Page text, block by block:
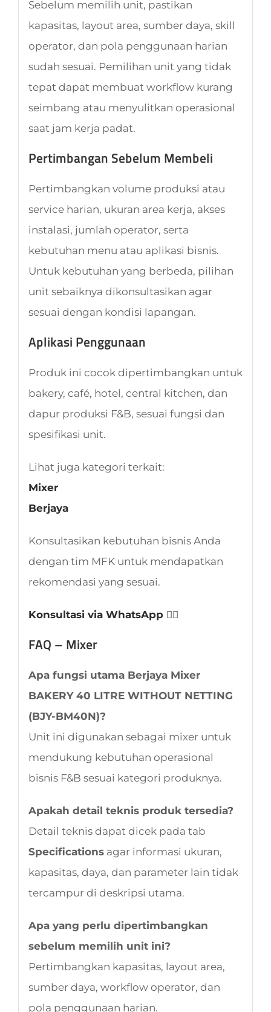
Sebelum memilih unit, pastikan
kapasitas, layout area, sumber daya, skill
operator, dan pola penggunaan harian
sudah sesuai. Pemilihan unit yang tidak
tepat dapat membuat workflow kurang
seimbang atau menyulitkan operasional
saat jam kerja padat.
Pertimbangan Sebelum Membeli
Pertimbangkan volume produksi atau
service harian, ukuran area kerja, akses
instalasi, jumlah operator, serta
kebutuhan menu atau aplikasi bisnis.
Untuk kebutuhan yang berbeda, pilihan
unit sebaiknya dikonsultasikan agar
sesuai dengan kondisi lapangan.
Aplikasi Penggunaan
Produk ini cocok dipertimbangkan untuk
bakery, café, hotel, central kitchen, dan
dapur produksi F&B, sesuai fungsi dan
spesifikasi unit.
Lihat juga kategori terkait:
Mixer
Berjaya
Konsultasikan kebutuhan bisnis Anda
dengan tim MFK untuk mendapatkan
rekomendasi yang sesuai.
Konsultasi via WhatsApp 👈🏻
FAQ – Mixer
Apa fungsi utama Berjaya Mixer
BAKERY 40 LITRE WITHOUT NETTING
(BJY-BM40N)?
Unit ini digunakan sebagai mixer untuk
mendukung kebutuhan operasional
bisnis F&B sesuai kategori produknya.
Apakah detail teknis produk tersedia?
Detail teknis dapat dicek pada tab
Specificationsagar informasi ukuran,
kapasitas, daya, dan parameter lain tidak
tercampur di deskripsi utama.
Apa yang perlu dipertimbangkan
sebelum memilih unit ini?
Pertimbangkan kapasitas, layout area,
sumber daya, workflow operator, dan
pola penggunaan harian.